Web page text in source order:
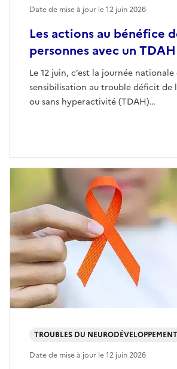
Les actions au bénéfice
personnes avec un TDAH
Le 12 juin, c’est la journée nationale
sensibilisation au trouble déficit de
ou sans hyperactivité (TDAH)…
Date de mise à jour le12 juin 2026
TROUBLES DU NEURODÉVELOPPEMENT
Date de mise à jour le12 juin 2026